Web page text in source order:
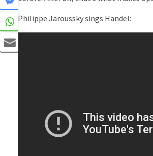
Philippe Jaroussky sings Handel: